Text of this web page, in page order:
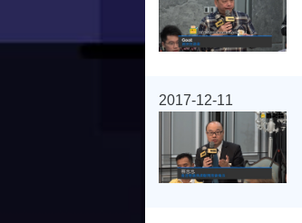
2017-12-11